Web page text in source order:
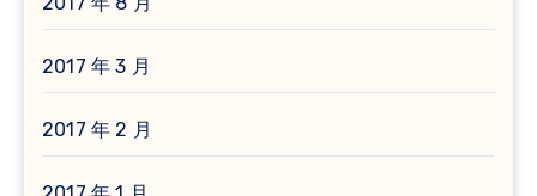
2017 年 3 月
2017 年 2 月